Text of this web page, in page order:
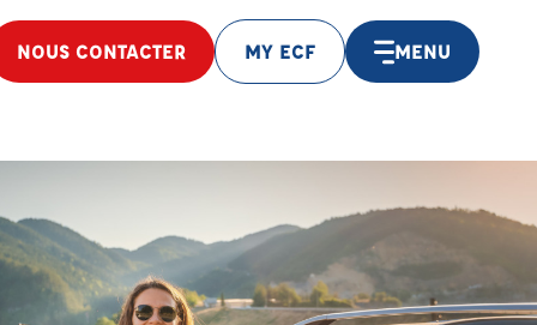
NOUS CONTACTER MY ECF MENU